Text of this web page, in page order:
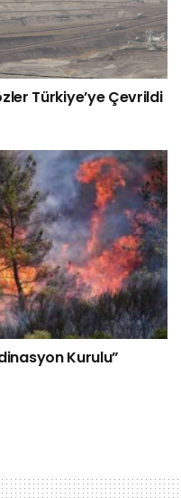
Türkiye’ye Çevrildi
Kurulu”